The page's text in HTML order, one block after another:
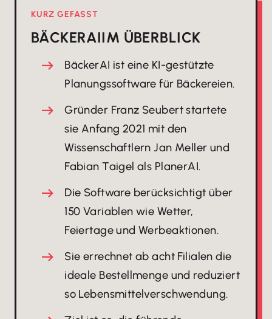
KURZ GEFASST
BÄCKERAIIM ÜBERBLICK
BäckerAI ist eine KI-gestützte
Planungssoftware für Bäckereien.
Gründer Franz Seubert startete
sie Anfang 2021 mit den
Wissenschaftlern Jan Meller und
Fabian Taigel als PlanerAI.
Die Software berücksichtigt über
150 Variablen wie Wetter,
Feiertage und Werbeaktionen.
Sie errechnet ab acht Filialen die
ideale Bestellmenge und reduziert
so Lebensmittelverschwendung.